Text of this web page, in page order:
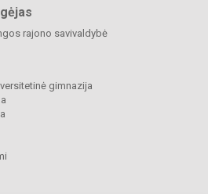
rajono savivaldybė
gimnazija